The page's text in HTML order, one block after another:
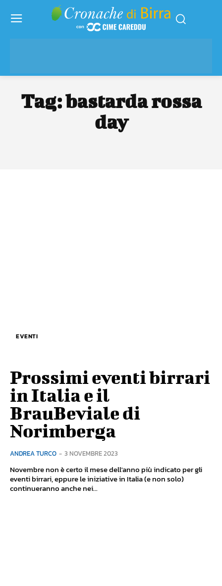
Tag:bastarda rossa
day
EVENTI
Prossimi eventi birrari
in Italia e il
BrauBeviale di
Norimberga
ANDREA TURCO - 3 NOVEMBRE 2023
Novembre non è certo il mese dell'anno più indicato per gli
eventi birrari, eppure le iniziative in Italia (e non solo)
continueranno anche nei...